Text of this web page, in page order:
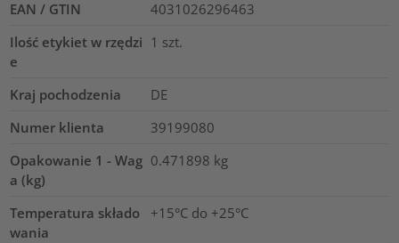
EAN / GTIN
4031026296463
Ilość etykiet w rzędzi
e
1 szt.
Kraj pochodzenia
DE
Numer klienta
39199080
Opakowanie 1 - Wag
a (kg)
0.471898 kg
Temperatura składo
wania
+15°C do +25°C